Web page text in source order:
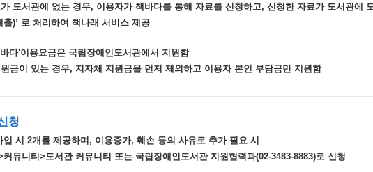
도서관에 없는 경우, 이용자가 책바다를 통해 자료를 신청하고, 신청한 자료가 도서관에
출)’ 로 처리하여 책나래 서비스 제공
다'이용요금은 국립장애인도서관에서 지원함
금이 있는 경우, 지자체 지원금을 먼저 제외하고 이용자 본인 부담금만 지원함
청
시 2개를 제공하며, 이용증가, 훼손 등의 사유로 추가 필요 시
뮤니티>도서관 커뮤니티 또는 국립장애인도서관 지원협력과(02-3483-8883)로 신청